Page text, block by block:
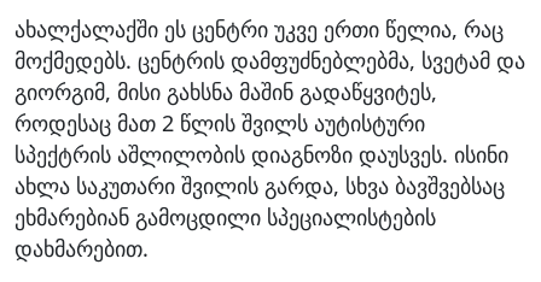
ახალქალაქში ეს ცენტრი უკვე ერთი წელია, რაც
მოქმედებს. ცენტრის დამფუძნებლებმა, სვეტამ და
გიორგიმ, მისი გახსნა მაშინ გადაწყვიტეს,
როდესაც მათ 2 წლის შვილს აუტისტური
სპექტრის აშლილობის დიაგნოზი დაუსვეს. ისინი
ახლა საკუთარი შვილის გარდა, სხვა ბავშვებსაც
ეხმარებიან გამოცდილი სპეციალისტების
დახმარებით.